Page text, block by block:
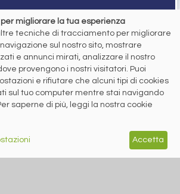
sb
SEGUICI SUI NOSTRI
SOCIAL NETWORK
migliorare la tua esperienza
tecniche di tracciamento per migliorare
sul nostro sito, mostrare
e annunci mirati, analizzare il nostro
provengono i nostri visitatori. Puoi
e rifiutare che alcuni tipi di cookies
sul tuo computer mentre stai navigando
saperne di più, leggi la nostra cookie
Accetta